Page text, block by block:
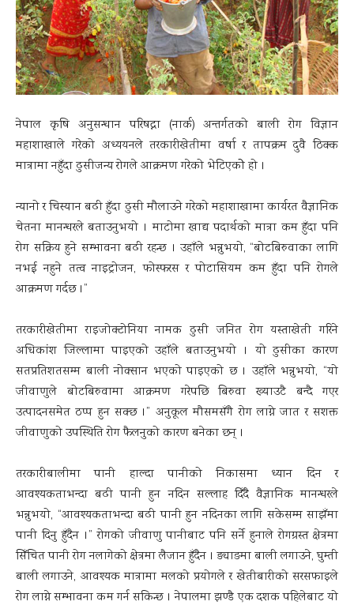
नेपाल कृषि अनुसन्धान परिषद्ना (नार्क) अन्तर्गतको बाली रोग विज्ञान
महाशाखाले गरेको अध्ययनले तरकारीखेतीमा वर्षा र तापक्रम दुवै ठिक्क
मात्रामा नहुँदा ढुसीजन्य रोगले आक्रमण गरेको भेटिएकोे हो ।
न्यानो र चिस्यान बढी हुँदा ढुसी मौलाउने गरेको महाशाखामा कार्यरत वैज्ञानिक
चेतना मानन्धरले बताउनुभयो । माटोमा खाद्य पदार्थको मात्रा कम हुँदा पनि
रोग सक्रिय हुने सम्भावना बढी रहन्छ । उहाँले भन्नुभयो, “बोटबिरुवाका लागि
नभई नहुने तत्व नाइट्रोजन, फोस्फरस र पोटासियम कम हुँदा पनि रोगले
आक्रमण गर्दछ ।”
तरकारीखेतीमा राइजोक्टोनिया नामक ढुसी जनित रोग यस्ताखेती गरिने
अधिकांश जिल्लामा पाइएको उहाँले बताउनुभयो । यो ढुसीका कारण
सतप्रतिशतसम्म बाली नोक्सान भएको पाइएको छ । उहाँले भन्नुभयो, “यो
जीवाणुले बोटबिरुवामा आक्रमण गरेपछि बिरुवा ख्याउटै बन्दै गएर
उत्पादनसमेत ठप्प हुन सक्छ ।” अनुकूल मौसमसँगै रोग लाग्ने जात र सशक्त
जीवाणुको उपस्थिति रोग फैलनुको कारण बनेका छन् ।
तरकारीबालीमा पानी हाल्दा पानीको निकासमा ध्यान दिन र
आवश्यकताभन्दा बढी पानी हुन नदिन सल्लाह दिँदै वैज्ञानिक मानन्धरले
भन्नुभयो, “आवश्यकताभन्दा बढी पानी हुन नदिनका लागि सकेसम्म साझँमा
पानी दिनु हुँदैन ।” रोगको जीवाणु पानीबाट पनि सर्ने हुनाले रोगग्रस्त क्षेत्रमा
सिँचित पानी रोग नलागेको क्षेत्रमा लैजान हुँदैन । ड्याङमा बाली लगाउने, घुम्ती
बाली लगाउने, आवश्यक मात्रामा मलको प्रयोगले र खेतीबारीको सरसफाइले
रोग लाग्ने सम्भावना कम गर्न सकिन्छ । नेपालमा झण्डै एक दशक पहिलेबाट यो